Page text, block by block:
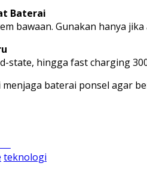
Baterai
bawaan. Gunakan hanya
state, hingga fast charging
baterai ponsel agar
teknologi